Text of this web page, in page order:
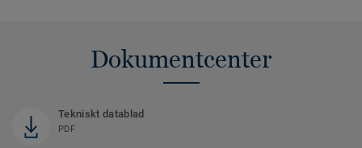
Dokumentcenter
Tekniskt datablad
PDF